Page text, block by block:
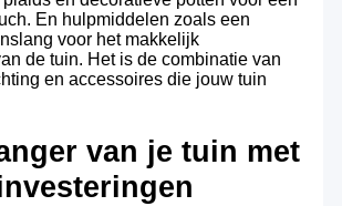
En hulpmiddelen zoals een
voor het makkelijk
de tuin. Het is de combinatie van
en accessoires die jouw tuin
van je tuin met